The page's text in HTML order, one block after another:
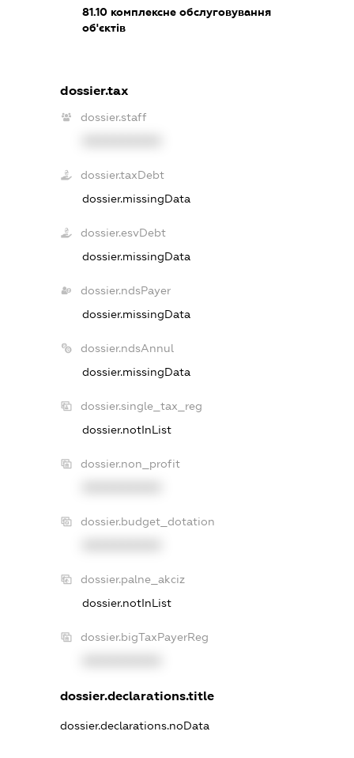
81.10комплексне обслуговування
об'єктів
dossier.tax
dossier.staff
dossier.taxDebt
dossier.missingData
dossier.esvDebt
dossier.missingData
dossier.ndsPayer
dossier.missingData
dossier.ndsAnnul
dossier.missingData
dossier.single_tax_reg
dossier.notInList
dossier.non_profit
dossier.budget_dotation
dossier.palne_akciz
dossier.notInList
dossier.bigTaxPayerReg
dossier.declarations.title
dossier.declarations.noData